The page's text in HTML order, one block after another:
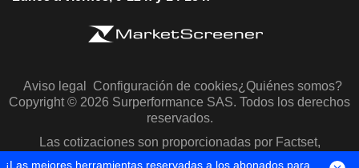
Aviso legal Configuración de cookies¿Quiénes somos?
Copyright © 2026 Surperformance SAS. Todos los derechos
reservados.
Las cotizaciones son proporcionadas por Factset,
Morningstar y S&P Capital IQ
¡Las mejores herramientas reservadas a los abonados para